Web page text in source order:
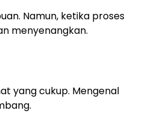
Namun, ketika proses
menyenangkan.
yang cukup. Mengenal